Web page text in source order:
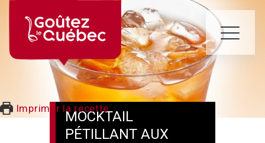
Skip
content
MOCKTAIL
PÉTILLANT AUX
Imprimer la recette